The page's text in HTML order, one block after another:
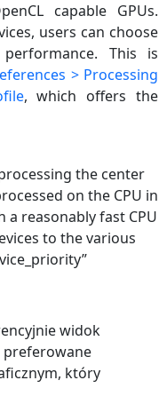
capable GPUs.
users can choose
This is
> Processing
, which offers the
the center
on the CPU in
reasonably fast CPU
to the various
widok
preferowane
który